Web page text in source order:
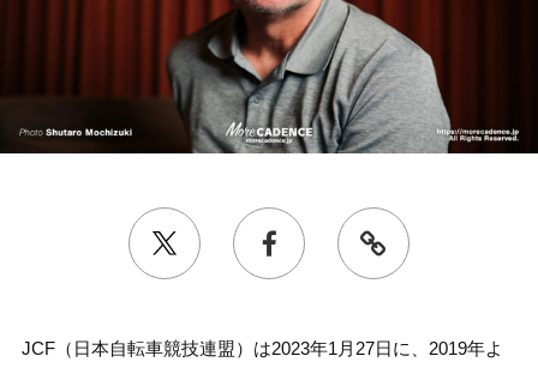
JCF（日本自転車競技連盟）は2023年1月27日に、2019年よ